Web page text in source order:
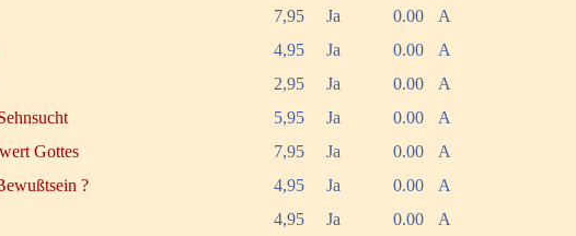
7,95 Ja 0.00 A
4,95 Ja 0.00 A
2,95 Ja 0.00 A
5,95 Ja 0.00 A
Gottes
7,95 Ja 0.00 A
?
4,95 Ja 0.00 A
4,95 Ja 0.00 A